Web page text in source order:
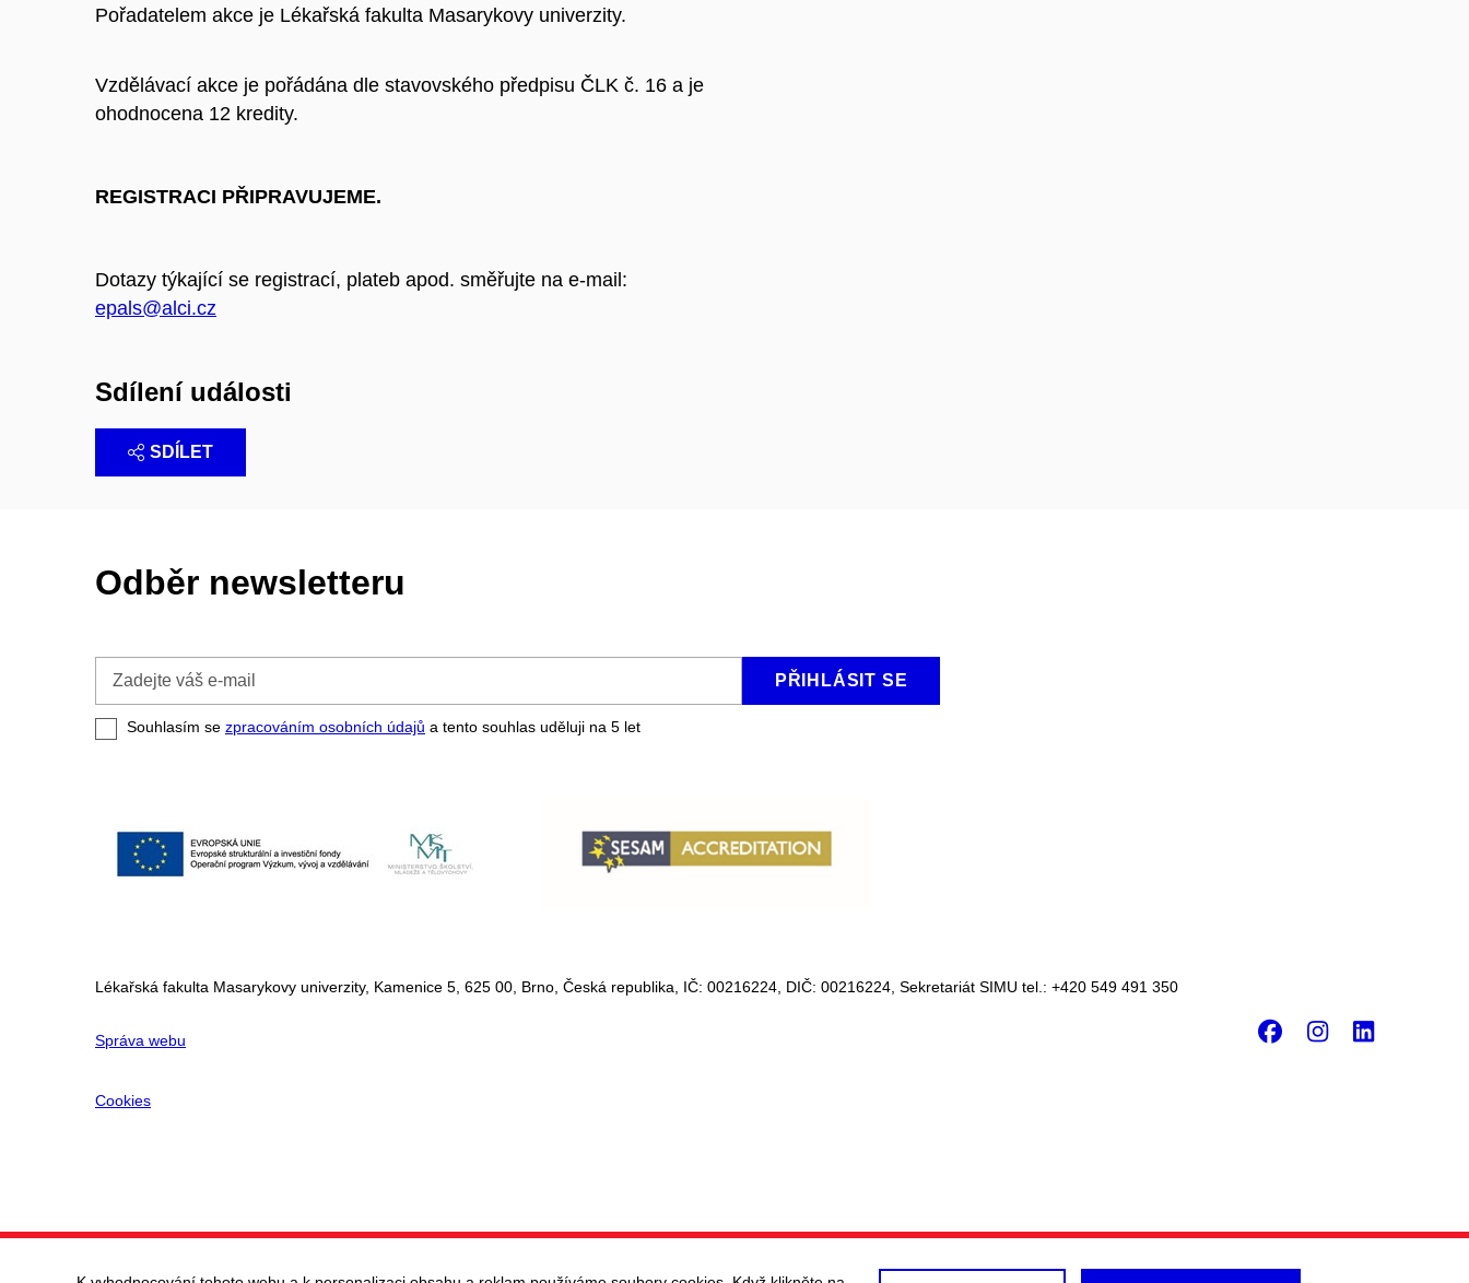
Pořadatelem akce je Lékařská fakulta Masarykovy univerzity.
Vzdělávací akce je pořádána dle stavovského předpisu ČLK č. 16 a je
ohodnocena 12 kredity.
REGISTRACI PŘIPRAVUJEME.
Dotazy týkající se registrací, plateb apod. směřujte na e-mail:
epals@alci.cz
Sdílení události
SDÍLET
Odběr newsletteru
e-
mail
PŘIHLÁSIT SE
Souhlasím se zpracováním osobních údajů a tento souhlas uděluji na 5 let
Lékařská fakulta Masarykovy univerzity, Kamenice 5, 625 00, Brno, Česká republika, IČ: 00216224 , DIČ: 00216224, Sekretariát SIMU tel.: +420 549 491 350
Správa webu
Cookies
Facebook